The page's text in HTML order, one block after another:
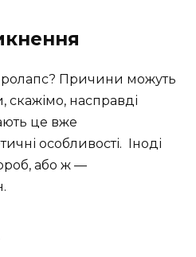
Причини можуть
скажімо, насправді
це вже
особливості. Іноді
або ж —